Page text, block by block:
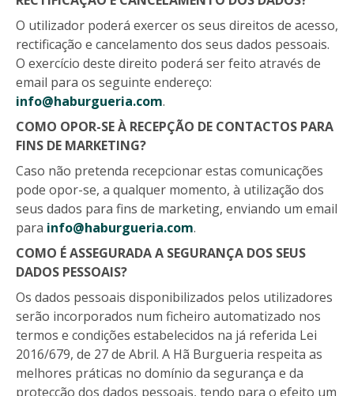
O utilizador poderá exercer os seus direitos de acesso,
rectificação e cancelamento dos seus dados pessoais.
O exercício deste direito poderá ser feito através de
email para os seguinte endereço:
info@haburgueria.com.
COMO OPOR-SE À RECEPÇÃO DE CONTACTOS PARA
FINS DE MARKETING?
Caso não pretenda recepcionar estas comunicações
pode opor-se, a qualquer momento, à utilização dos
seus dados para fins de marketing, enviando um email
para info@haburgueria.com.
COMO É ASSEGURADA A SEGURANÇA DOS SEUS
DADOS PESSOAIS?
Os dados pessoais disponibilizados pelos utilizadores
serão incorporados num ficheiro automatizado nos
termos e condições estabelecidos na já referida Lei
2016/679, de 27 de Abril. A Hã Burgueria respeita as
melhores práticas no domínio da segurança e da
protecção dos dados pessoais, tendo para o efeito um